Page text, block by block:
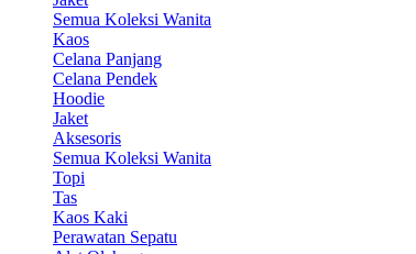
Semua Koleksi Wanita
Kaos
Celana Panjang
Celana Pendek
Hoodie
Jaket
Aksesoris
Semua Koleksi Wanita
Topi
Tas
Kaos Kaki
Perawatan Sepatu